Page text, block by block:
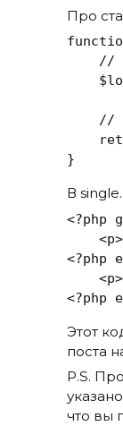
Про
//
//
В
<?php
<?php
Этот
поста
P.S.
что вы